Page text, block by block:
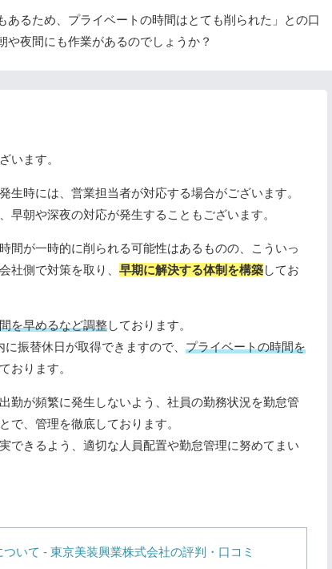
あるため、プライベートの時間はとても削られた」との口
や夜間にも作業があるのでしょうか？
います。
生時には、営業担当者が対応する場合がございます。
早朝や深夜の対応が発生することもございます。
間が一時的に削られる可能性はあるものの、こういっ
社側で対策を取り、 早期に解決する体制を構築してお
を早めるなど調整しております。
振替休日が取得できますので、 プライベートの時間を
おります。
勤が頻繁に発生しないよう、社員の勤務状況を勤怠管
で、管理を徹底しております。
できるよう、適切な人員配置や勤怠管理に努めてまい
いて - 東京美装興業株式会社の評判・口コミ